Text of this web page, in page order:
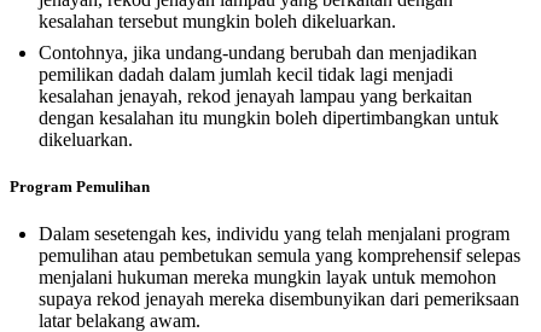
kesalahan tersebut mungkin boleh dikeluarkan.
Contohnya, jika undang-undang berubah dan menjadikan
pemilikan dadah dalam jumlah kecil tidak lagi menjadi
kesalahan jenayah, rekod jenayah lampau yang berkaitan
dengan kesalahan itu mungkin boleh dipertimbangkan untuk
dikeluarkan.
Program Pemulihan
Dalam sesetengah kes, individu yang telah menjalani program
pemulihan atau pembetukan semula yang komprehensif selepas
menjalani hukuman mereka mungkin layak untuk memohon
supaya rekod jenayah mereka disembunyikan dari pemeriksaan
latar belakang awam.